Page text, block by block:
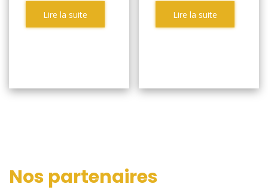
Lire la suite Lire la suite
Nos partenaires